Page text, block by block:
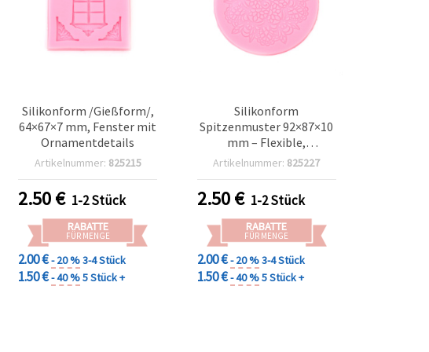
Silikonform /Gießform/,
64×67×7 mm, Fenster mit
Ornamentdetails
Artikelnummer: 825215
2.50€ 1-2 Stück
RABATTE
FÜR MENGE
2.00 €- 20 %3-4 Stück
1.50 €- 40 %5 Stück +
Silikonform
Spitzenmuster 92×87×10
mm – Flexible,
wiederverwendbare
Resin/Epoxidharz,
Polymer‑Knete, Seife &
Gips
Artikelnummer: 825227
2.50€ 1-2 Stück
RABATTE
FÜR MENGE
2.00 €- 20 %3-4 Stück
1.50 €- 40 %5 Stück +